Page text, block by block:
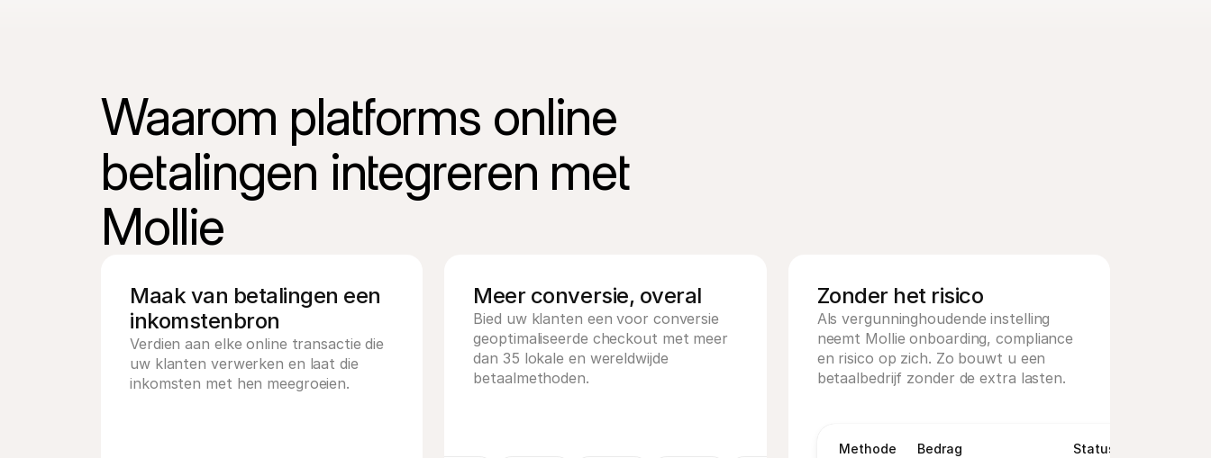
Waarom platforms online
betalingen integreren met
Mollie
Maak van betalingen een
inkomstenbron
Verdien aan elke online transactie die
uw klanten verwerken en laat die
inkomsten met hen meegroeien.
Meer conversie, overal
Bied uw klanten een voor conversie
geoptimaliseerde checkout met meer
dan 35 lokale en wereldwijde
betaalmethoden.
Zonder het risico
Als vergunninghoudende instelling
neemt Mollie onboarding, compliance
en risico op zich. Zo bouwt u een
betaalbedrijf zonder de extra lasten.
Methode Bedrag Status